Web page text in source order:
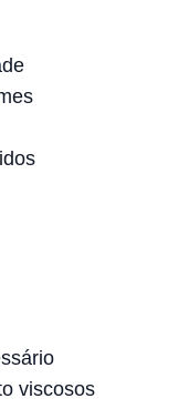
viscosos